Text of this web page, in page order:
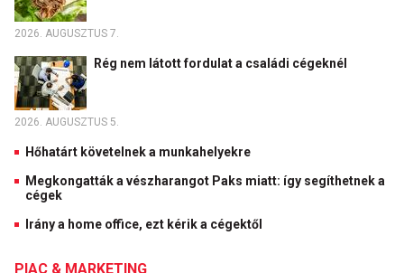
2026. AUGUSZTUS 7.
Rég nem látott fordulat a családi cégeknél
2026. AUGUSZTUS 5.
Hőhatárt követelnek a munkahelyekre
Megkongatták a vészharangot Paks miatt: így segíthetnek a
cégek
Irány a home office, ezt kérik a cégektől
PIAC & MARKETING